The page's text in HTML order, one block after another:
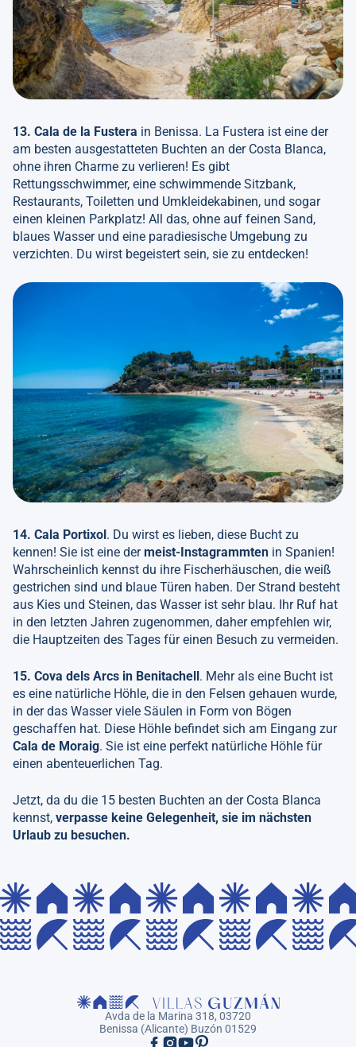
13. Cala de la Fustera in Benissa. La Fustera ist eine der
am besten ausgestatteten Buchten an der Costa Blanca,
ohne ihren Charme zu verlieren! Es gibt
Rettungsschwimmer, eine schwimmende Sitzbank,
Restaurants, Toiletten und Umkleidekabinen, und sogar
einen kleinen Parkplatz! All das, ohne auf feinen Sand,
blaues Wasser und eine paradiesische Umgebung zu
verzichten. Du wirst begeistert sein, sie zu entdecken!
14. Cala Portixol . Du wirst es lieben, diese Bucht zu
kennen! Sie ist eine dermeist-Instagrammten in Spanien!
Wahrscheinlich kennst du ihre Fischerhäuschen, die weiß
gestrichen sind und blaue Türen haben. Der Strand besteht
aus Kies und Steinen, das Wasser ist sehr blau. Ihr Ruf hat
in den letzten Jahren zugenommen, daher empfehlen wir,
die Hauptzeiten des Tages für einen Besuch zu vermeiden.
15. Cova dels Arcs in Benitachell . Mehr als eine Bucht ist
es eine natürliche Höhle, die in den Felsen gehauen wurde,
in der das Wasser viele Säulen in Form von Bögen
geschaffen hat. Diese Höhle befindet sich am Eingang zur
Cala de Moraig. Sie ist eine perfekt natürliche Höhle für
einen abenteuerlichen Tag.
Jetzt, da du die 15 besten Buchten an der Costa Blanca
kennst, verpasse keine Gelegenheit, sie im nächsten
Urlaub zu besuchen.
Avda de la Marina 318, 03720
Benissa (Alicante) Buzón 01529